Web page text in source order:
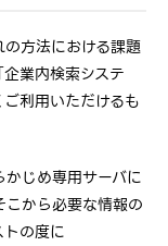
方法における課題
業内検索システ
利用いただけるも
じめ専用サーバに
から必要な情報の
の度に